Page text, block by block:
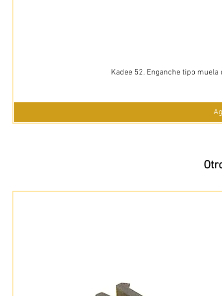
Kadee 52, Enganche tipo